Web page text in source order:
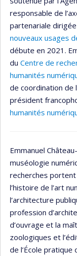
responsable de
partenariale
nouveaux usages
débute en 2021.
du Centre de
humanités
de coordination de
président
humanités
Emmanuel
muséologie
recherches
l’histoire de l’art
l’architecture
profession
d’ouvrage et la
zoologiques et
de l’École